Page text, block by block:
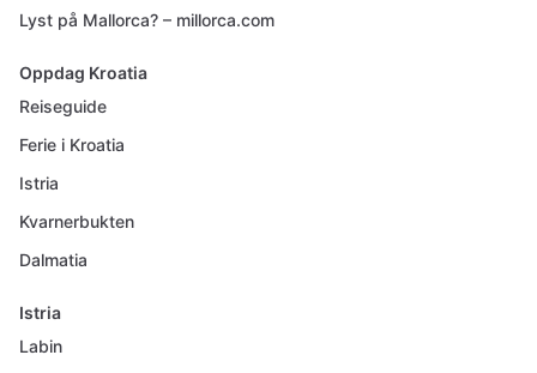
Lyst på Mallorca? – millorca.com
Oppdag Kroatia
Reiseguide
Ferie i Kroatia
Istria
Kvarnerbukten
Dalmatia
Istria
Labin